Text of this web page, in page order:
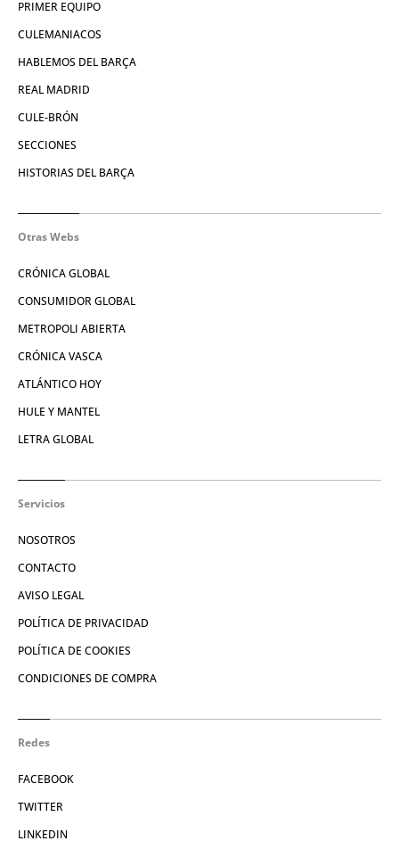
PRIMER EQUIPO
CULEMANIACOS
HABLEMOS DEL BARÇA
REAL MADRID
CULE-BRÓN
SECCIONES
HISTORIAS DEL BARÇA
Otras Webs
CRÓNICA GLOBAL
CONSUMIDOR GLOBAL
METROPOLI ABIERTA
CRÓNICA VASCA
ATLÁNTICO HOY
HULE Y MANTEL
LETRA GLOBAL
Servicios
NOSOTROS
CONTACTO
AVISO LEGAL
POLÍTICA DE PRIVACIDAD
POLÍTICA DE COOKIES
CONDICIONES DE COMPRA
Redes
FACEBOOK
TWITTER
LINKEDIN